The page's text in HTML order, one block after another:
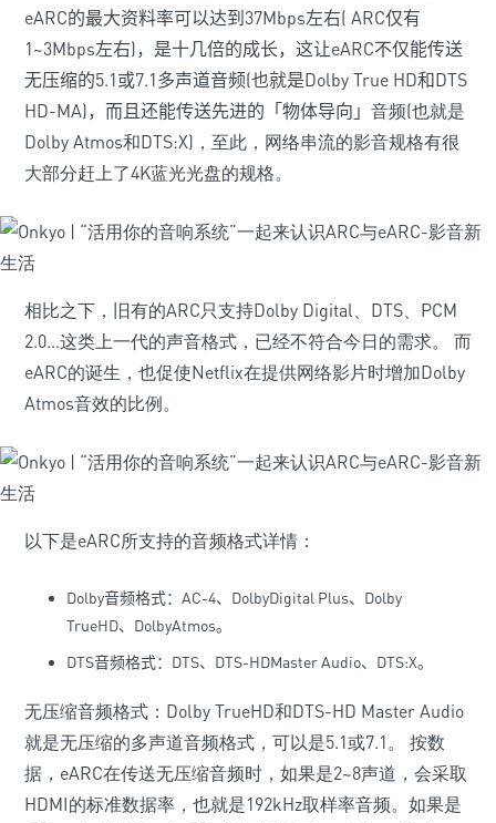
eARC的最大资料率可以达到37Mbps左右( ARC仅有
1~3Mbps左右)，是十几倍的成长，这让eARC不仅能传送
无压缩的5.1或7.1多声道音频(也就是Dolby True HD和DTS
HD-MA)，而且还能传送先进的「物体导向」 音频(也就是
Dolby Atmos和DTS:X)，至此，网络串流的影音规格有很
大部分赶上了4K蓝光光盘的规格。
相比之下，旧有的ARC只支持Dolby Digital、DTS、PCM
2.0…这类上一代的声音格式，已经不符合今日的需求。 而
eARC的诞生，也促使Netflix在提供网络影片时增加Dolby
Atmos音效的比例。
以下是eARC所支持的音频格式详情：
Dolby音频格式： AC-4、DolbyDigital Plus、Dolby
TrueHD、DolbyAtmos。
DTS音频格式： DTS、DTS-HDMaster Audio、DTS:X。
无压缩音频格式：Dolby TrueHD和DTS-HD Master Audio
就是无压缩的多声道音频格式，可以是5.1或7.1。 按数
据，eARC在传送无压缩音频时，如果是2~8声道，会采取
HDMI的标准数据率，也就是192kHz取样率音频。如果是